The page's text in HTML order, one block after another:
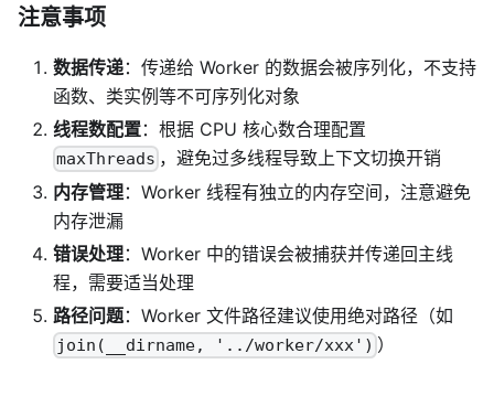
注意事项
数据传递：传递给 Worker 的数据会被序列化，不支持
函数、类实例等不可序列化对象
线程数配置：根据 CPU 核心数合理配置
maxThreads ，避免过多线程导致上下文切换开销
内存管理：Worker 线程有独立的内存空间，注意避免
内存泄漏
错误处理：Worker 中的错误会被捕获并传递回主线
程，需要适当处理
路径问题：Worker 文件路径建议使用绝对路径（如
join(__dirname, '../worker/xxx') ）